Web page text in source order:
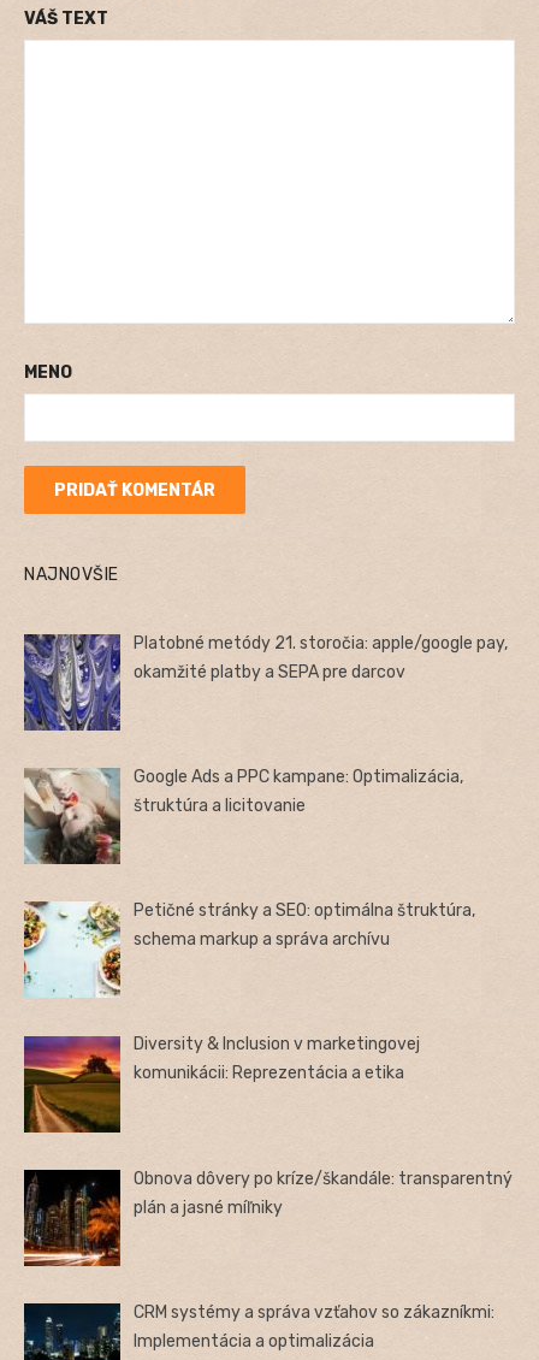
VÁŠ TEXT
MENO
NAJNOVŠIE
Platobné metódy 21. storočia: apple/google pay,
okamžité platby a SEPA pre darcov
Google Ads a PPC kampane: Optimalizácia,
štruktúra a licitovanie
Petičné stránky a SEO: optimálna štruktúra,
schema markup a správa archívu
Diversity & Inclusion v marketingovej
komunikácii: Reprezentácia a etika
Obnova dôvery po kríze/škandále: transparentný
plán a jasné míľniky
CRM systémy a správa vzťahov so zákazníkmi:
Implementácia a optimalizácia